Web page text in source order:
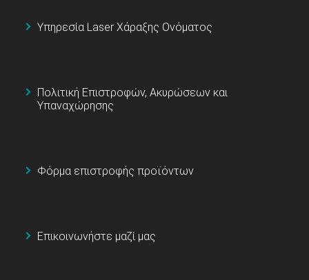
Υπηρεσία Laser Χάραξης Ονόματος
Πολιτική Επιστροφών, Ακυρώσεων και
Υπαναχώρησης
Φόρμα επιστροφής προϊόντων
Επικοινωνήστε μαζί μας